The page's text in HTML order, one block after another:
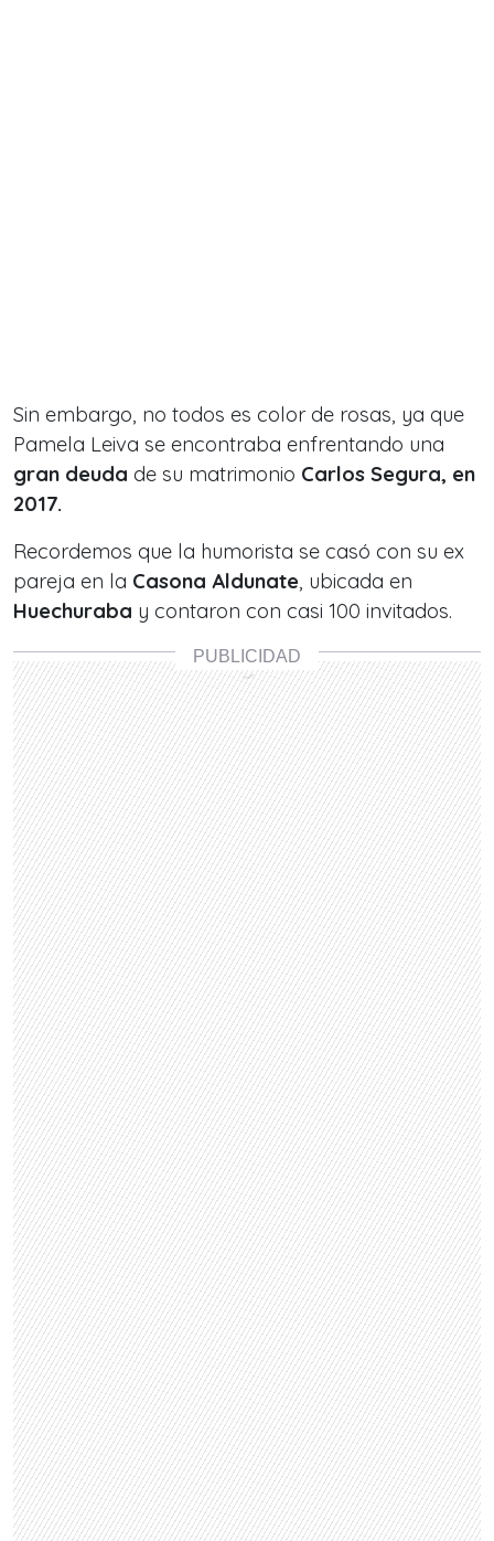
Sin embargo, no todos es color de rosas, ya que
Pamela Leiva se encontraba enfrentando una
gran deuda de su matrimonio Carlos Segura, en
2017.
Recordemos que la humorista se casó con su ex
pareja en la Casona Aldunate, ubicada en
Huechuraba y contaron con casi 100 invitados.